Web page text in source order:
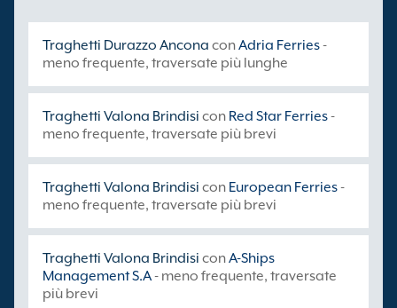
Traghetti Durazzo Ancona conAdria Ferries-
meno frequente, traversate più lunghe
Traghetti Valona Brindisi con Red Star Ferries-
meno frequente, traversate più brevi
Traghetti Valona Brindisi con European Ferries-
meno frequente, traversate più brevi
Traghetti Valona Brindisi conA-Ships
Management S.A- meno frequente, traversate
più brevi